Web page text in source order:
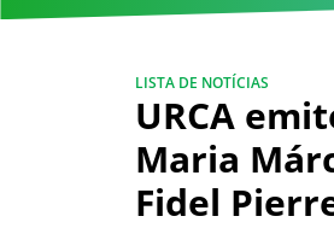
LISTA DE NOTÍCIAS
URCA
Maria
Fidel